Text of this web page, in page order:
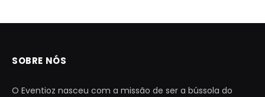
SOBRE NÓS
O Eventioz nasceu com a missão de ser a bússola do